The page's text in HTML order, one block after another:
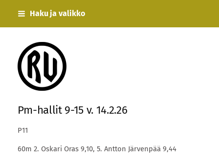
Siirry
Haku ja valikko
Rauman Urheilijat
Pm-hallit 9-15 v. 14.2.26
P11
60m 2. Oskari Oras 9,10, 5. Antton Järvenpää 9,44